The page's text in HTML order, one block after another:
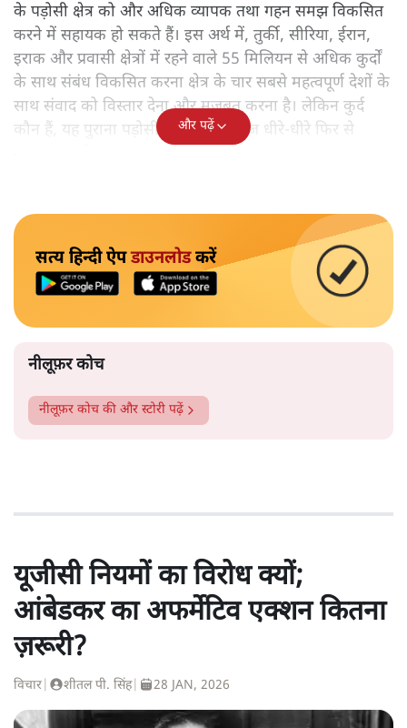
के पड़ोसी क्षेत्र को और अधिक व्यापक तथा गहन समझ विकसित
करने में सहायक हो सकते हैं। इस अर्थ में, तुर्की, सीरिया, ईरान,
इराक और प्रवासी क्षेत्रों में रहने वाले 55 मिलियन से अधिक कुर्दों
के साथ संबंध विकसित करना क्षेत्र के चार सबसे महत्वपूर्ण देशों के
साथ संवाद को विस्तार देना और मजबूत करना है। लेकिन कुर्द
कौन हैं, यह पुराना पड़ोसी जिसे भारत आज धीरे-धीरे फिर से
और पढ़ें
सत्य हिन्दी ऐपडाउनलोडकरें
नीलूफ़र कोच
नीलूफ़र कोच की और स्टोरी पढ़ें
यूजीसी नियमों का विरोध क्यों;
आंबेडकर का अफर्मेटिव एक्शन कितना
ज़रूरी?
विचार शीतल पी. सिंह| 28 JAN, 2026